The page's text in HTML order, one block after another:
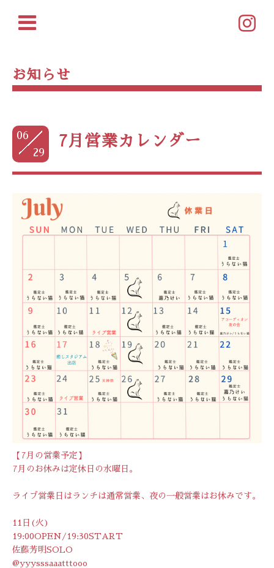
お知らせ
06
29
7月営業カレンダー
【7月の営業予定】
7月のお休みは定休日の水曜日。
ライブ営業日はランチは通常営業、夜の一般営業はお休みです。
11日(火)
19:00OPEN/19:30START
佐藤芳明SOLO
@yyysssaaatttooo